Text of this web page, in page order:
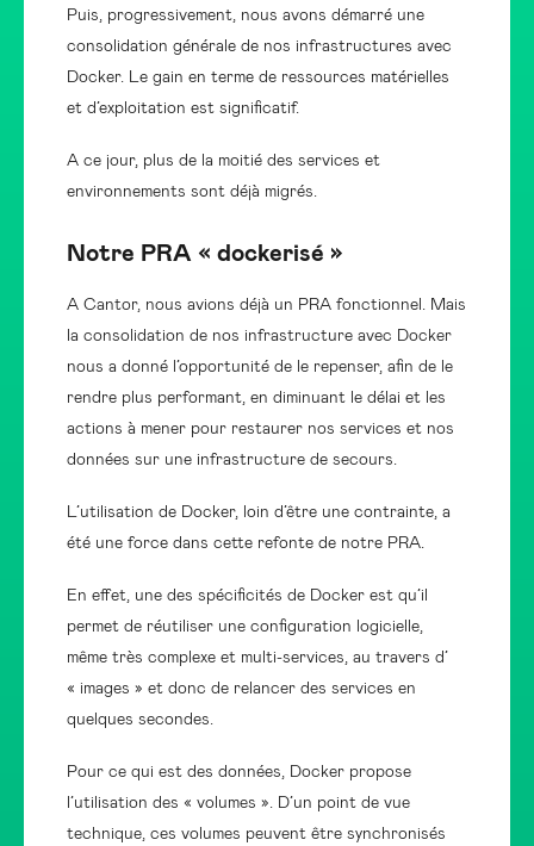
Puis, progressivement, nous avons démarré une
consolidation générale de nos infrastructures avec
Docker. Le gain en terme de ressources matérielles
et d’exploitation est significatif.
A ce jour, plus de la moitié des services et
environnements sont déjà migrés.
Notre PRA « dockerisé »
A Cantor, nous avions déjà un PRA fonctionnel. Mais
la consolidation de nos infrastructure avec Docker
nous a donné l’opportunité de le repenser, afin de le
rendre plus performant, en diminuant le délai et les
actions à mener pour restaurer nos services et nos
données sur une infrastructure de secours.
L’utilisation de Docker, loin d’être une contrainte, a
été une force dans cette refonte de notre PRA.
En effet, une des spécificités de Docker est qu’il
permet de réutiliser une configuration logicielle,
même très complexe et multi-services, au travers d’
« images » et donc de relancer des services en
quelques secondes.
Pour ce qui est des données, Docker propose
l’utilisation des « volumes ». D’un point de vue
technique, ces volumes peuvent être synchronisés